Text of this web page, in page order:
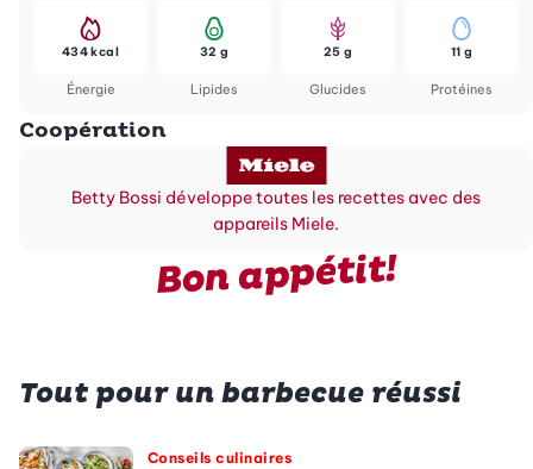
Énergie
434 kcal
Lipides
32 g
Glucides
25 g
Protéines
11 g
Coopération
Betty Bossi développe toutes les recettes avec des
appareils Miele.
Bon appétit!
Tout pour un barbecue réussi
Conseils culinaires